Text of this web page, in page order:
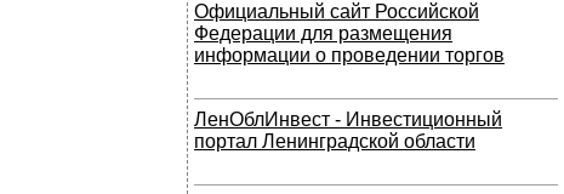
Официальный сайт Российской
Федерации для размещения
информации о проведении торгов
ЛенОблИнвест - Инвестиционный
портал Ленинградской области